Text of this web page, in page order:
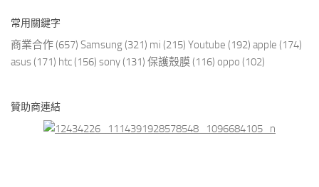
常用關鍵字
商業合作 (657) Samsung (321) mi (215) Youtube (192) apple (174)
asus (171) htc (156) sony (131) 保護殼膜 (116) oppo (102)
贊助商連結